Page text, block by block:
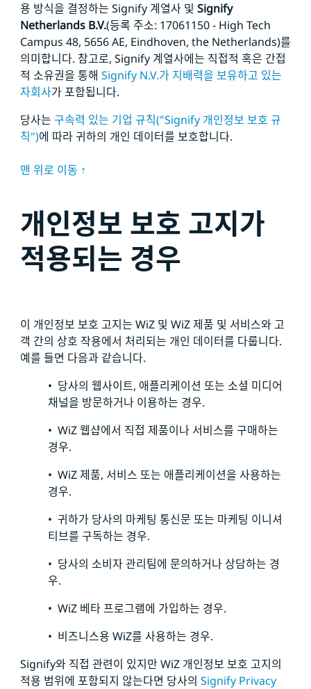
용 방식을 결정하는 Signify 계열사 및 Signify
Netherlands B.V.(등록 주소: 17061150 - High Tech
Campus 48, 5656AE, Eindhoven, the Netherlands)를
의미합니다. 참고로, Signify 계열사에는 직접적 혹은 간접
적 소유권을 통해 Signify N.V.가 지배력을 보유하고 있는
자회사가 포함됩니다.
당사는 구속력 있는 기업 규칙("Signify 개인정보 보호 규
칙")에 따라 귀하의 개인 데이터를 보호합니다.
맨 위로 이동 ↑
개인정보 보호 고지가
적용되는 경우
이 개인정보 보호 고지는 WiZ 및 WiZ 제품 및 서비스와 고
객 간의 상호 작용에서 처리되는 개인 데이터를 다룹니다.
예를 들면 다음과 같습니다.
• 당사의 웹사이트, 애플리케이션 또는 소셜 미디어
채널을 방문하거나 이용하는 경우.
• WiZ 웹샵에서 직접 제품이나 서비스를 구매하는
경우.
• WiZ 제품, 서비스 또는 애플리케이션을 사용하는
경우.
• 귀하가 당사의 마케팅 통신문 또는 마케팅 이니셔
티브를 구독하는 경우.
• 당사의 소비자 관리팀에 문의하거나 상담하는 경
우.
• WiZ 베타 프로그램에 가입하는 경우.
• 비즈니스용 WiZ를 사용하는 경우.
Signify와 직접 관련이 있지만 WiZ 개인정보 보호 고지의
적용 범위에 포함되지 않는다면 당사의 Signify Privacy